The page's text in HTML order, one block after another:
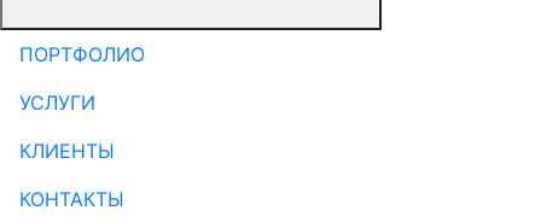
ПОРТФОЛИО
УСЛУГИ
КЛИЕНТЫ
КОНТАКТЫ